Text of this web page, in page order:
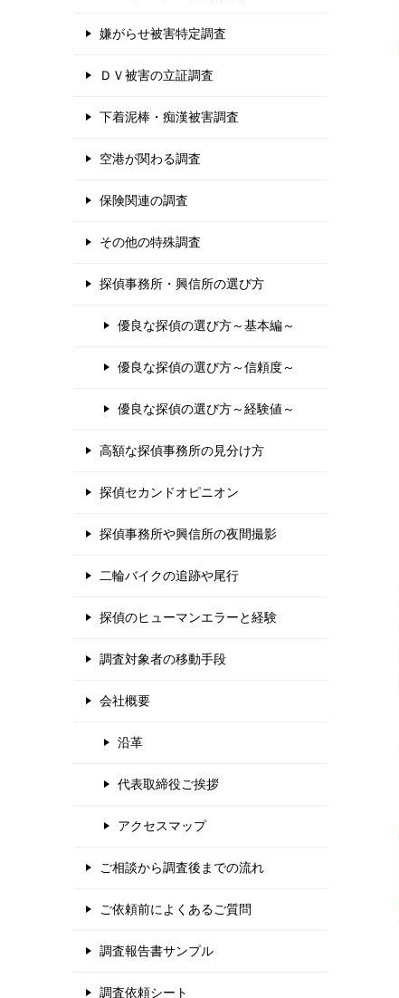
嫌がらせ被害特定調査
ＤＶ被害の立証調査
下着泥棒・痴漢被害調査
空港が関わる調査
保険関連の調査
その他の特殊調査
探偵事務所・興信所の選び方
優良な探偵の選び方～基本編～
優良な探偵の選び方～信頼度～
優良な探偵の選び方～経験値～
高額な探偵事務所の見分け方
探偵セカンドオピニオン
探偵事務所や興信所の夜間撮影
二輪バイクの追跡や尾行
探偵のヒューマンエラーと経験
調査対象者の移動手段
会社概要
沿革
代表取締役ご挨拶
アクセスマップ
ご相談から調査後までの流れ
ご依頼前によくあるご質問
調査報告書サンプル
調査依頼シート